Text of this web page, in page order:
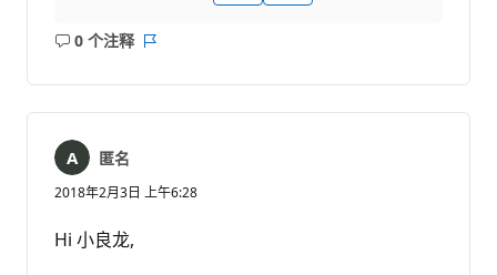
0 个注释
无
匿名
2018年2月3日 上午6:28
Hi 小良龙,